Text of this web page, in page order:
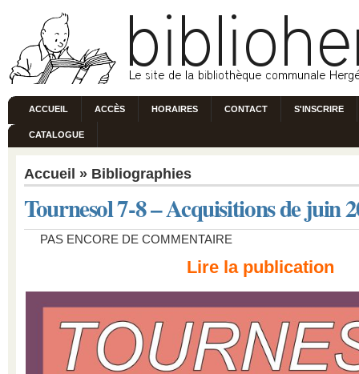
ACCUEIL ACCÈS HORAIRES CONTACT S'INSCRIRE
CATALOGUE
Accueil » Bibliographies
Tournesol 7-8 – Acquisitions de juin
PAS ENCORE DE COMMENTAIRE
Lire la publication